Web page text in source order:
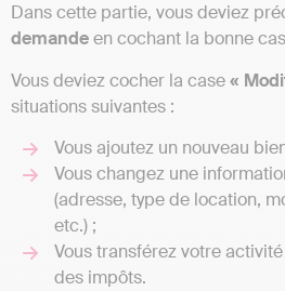
Dans cette partie, vous deviez
demandeen cochant la bonne
Vous deviez cocher la case«
situations suivantes :
Vous ajoutez un nouveau
Vous changez une
(adresse, type de location,
etc.) ;
Vous transférez votre
des impôts.